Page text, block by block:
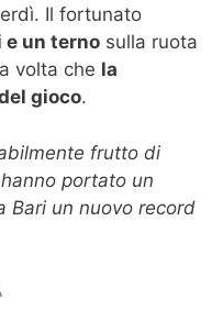
Il fortunato
e un terno sulla ruota
volta che la
gioco.
frutto di
portato un
Bari un nuovo record